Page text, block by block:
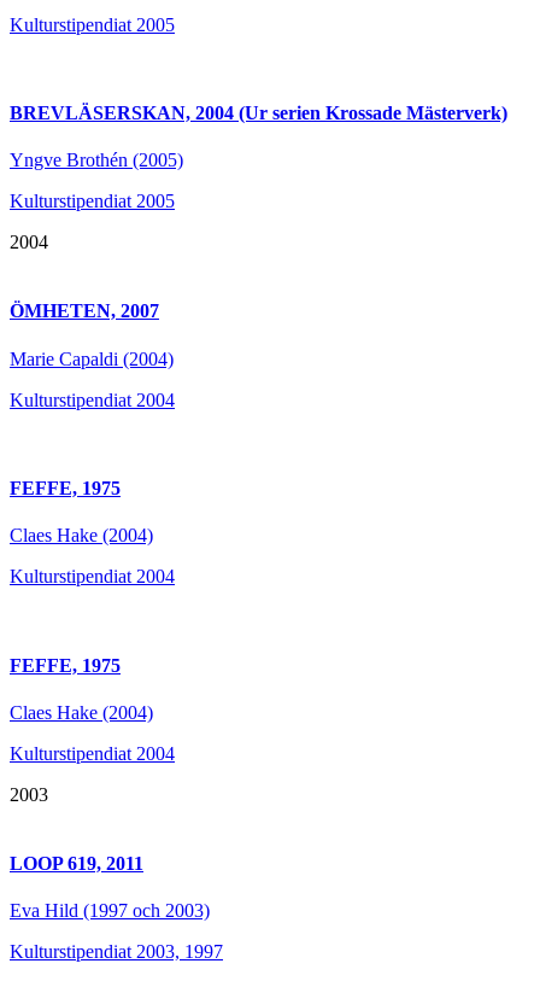
Kulturstipendiat 2005
BREVLÄSERSKAN, 2004 (Ur serien Krossade Mästerverk)
Yngve Brothén (2005)
Kulturstipendiat 2005
2004
ÖMHETEN, 2007
Marie Capaldi (2004)
Kulturstipendiat 2004
FEFFE, 1975
Claes Hake (2004)
Kulturstipendiat 2004
FEFFE, 1975
Claes Hake (2004)
Kulturstipendiat 2004
2003
LOOP 619, 2011
Eva Hild (1997 och 2003)
Kulturstipendiat 2003, 1997